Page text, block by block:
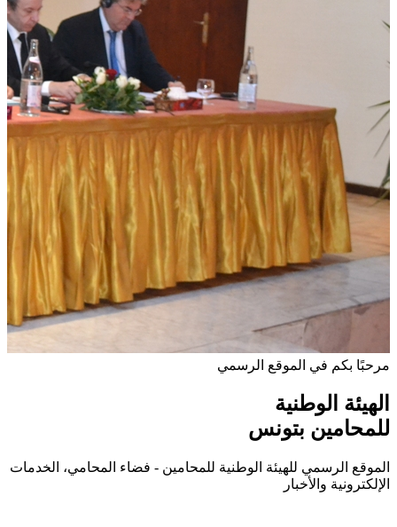
مرحبًا بكم في الموقع الرسمي
الهيئة الوطنية
للمحامين بتونس
الموقع الرسمي للهيئة الوطنية للمحامين - فضاء المحامي، الخدمات
الإلكترونية والأخبار